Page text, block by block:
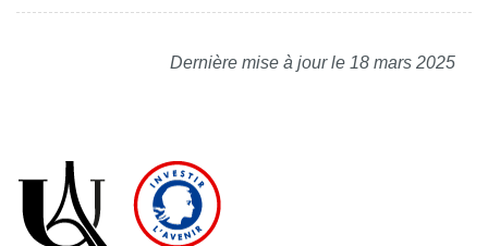
Dernière mise à jour le 18 mars 2025